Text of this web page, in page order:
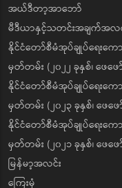
အယ်ဒီတာ့အာဘော်
မီဒီယာနှင့်သတင်းအချက်အ
နိုင်ငံတော်စီမံအုပ်ချုပ်ရေးက
မှတ်တမ်း (၂၀၂၂ ခုနှစ်၊ ဖေဖေ
နိုင်ငံတော်စီမံအုပ်ချုပ်ရေးက
မှတ်တမ်း (၂၀၂၃ ခုနှစ်၊ ဖေဖေ
နိုင်ငံတော်စီမံအုပ်ချုပ်ရေး
မှတ်တမ်း (၂၀၂၁ ခုနှစ်၊ ဖေဖ
မြန်မာ့အလင်း
ကြေးမုံ